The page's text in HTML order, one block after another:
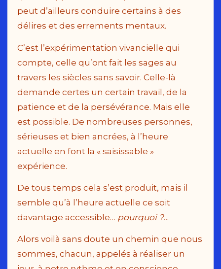
peut d’ailleurs conduire certains à des
délires et des errements mentaux.
C’est l’expérimentation vivancielle qui
compte, celle qu’ont fait les sages au
travers les siècles sans savoir. Celle-là
demande certes un certain travail, de la
patience et de la persévérance. Mais elle
est possible. De nombreuses personnes,
sérieuses et bien ancrées, à l’heure
actuelle en font la « saisissable »
expérience.
De tous temps cela s’est produit, mais il
semble qu’à l’heure actuelle ce soit
davantage accessible… pourquoi ?...
Alors voilà sans doute un chemin que nous
sommes, chacun, appelés à réaliser un